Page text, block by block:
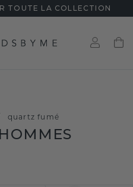
TOUTE LA COLLECTION
quartz fumé